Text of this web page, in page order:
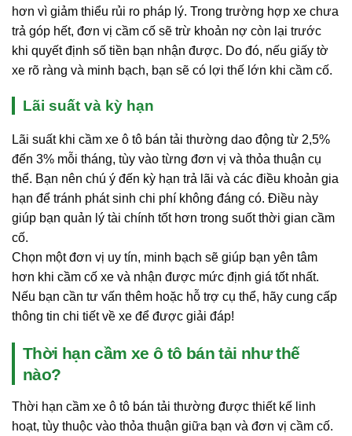
hơn vì giảm thiểu rủi ro pháp lý. Trong trường hợp xe chưa
trả góp hết, đơn vị cầm cố sẽ trừ khoản nợ còn lại trước
khi quyết định số tiền bạn nhận được. Do đó, nếu giấy tờ
xe rõ ràng và minh bạch, bạn sẽ có lợi thế lớn khi cầm cố.
Lãi suất và kỳ hạn
Lãi suất khi cầm xe ô tô bán tải thường dao động từ 2,5%
đến 3% mỗi tháng, tùy vào từng đơn vị và thỏa thuận cụ
thể. Bạn nên chú ý đến kỳ hạn trả lãi và các điều khoản gia
hạn để tránh phát sinh chi phí không đáng có. Điều này
giúp bạn quản lý tài chính tốt hơn trong suốt thời gian cầm
cố.
Chọn một đơn vị uy tín, minh bạch sẽ giúp bạn yên tâm
hơn khi cầm cố xe và nhận được mức định giá tốt nhất.
Nếu bạn cần tư vấn thêm hoặc hỗ trợ cụ thể, hãy cung cấp
thông tin chi tiết về xe để được giải đáp!
Thời hạn cầm xe ô tô bán tải như thế
nào?
Thời hạn cầm xe ô tô bán tải thường được thiết kế linh
hoạt, tùy thuộc vào thỏa thuận giữa bạn và đơn vị cầm cố.